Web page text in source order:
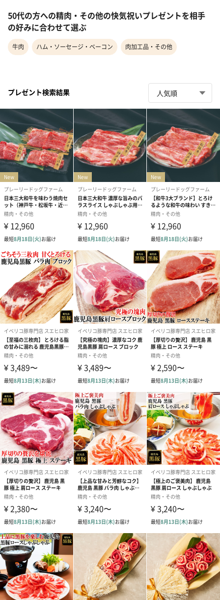
50代の方への精肉・その他の快気祝いプレゼントを相手
の好みに合わせて選ぶ
牛肉 ハム・ソーセージ・ベーコン 肉加工品・その他
プレゼント検索結果